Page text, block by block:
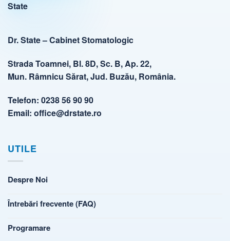
Dr. State – Cabinet Stomatologic
Strada Toamnei, Bl. 8D, Sc. B, Ap. 22,
Mun. Râmnicu Sărat, Jud. Buzău, România.
Telefon: 0238 56 90 90
Email: office@drstate.ro
UTILE
Despre Noi
Întrebări frecvente (FAQ)
Programare